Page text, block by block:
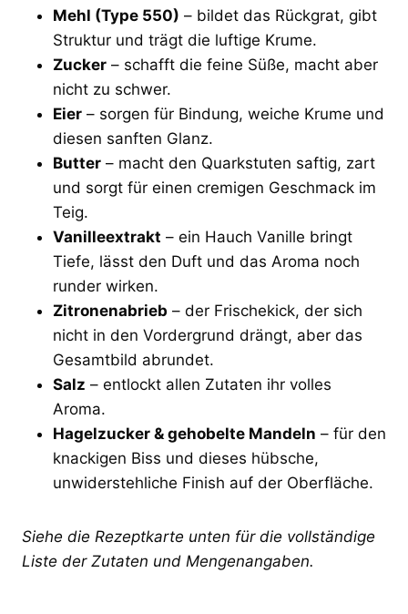
Mehl (Type 550) – bildet das Rückgrat, gibt
Struktur und trägt die luftige Krume.
Zucker – schafft die feine Süße, macht aber
nicht zu schwer.
Eier – sorgen für Bindung, weiche Krume und
diesen sanften Glanz.
Butter – macht den Quarkstuten saftig, zart
und sorgt für einen cremigen Geschmack im
Teig.
Vanilleextrakt – ein Hauch Vanille bringt
Tiefe, lässt den Duft und das Aroma noch
runder wirken.
Zitronenabrieb – der Frischekick, der sich
nicht in den Vordergrund drängt, aber das
Gesamtbild abrundet.
Salz – entlockt allen Zutaten ihr volles
Aroma.
Hagelzucker & gehobelte Mandeln – für den
knackigen Biss und dieses hübsche,
unwiderstehliche Finish auf der Oberfläche.
Siehe die Rezeptkarte unten für die vollständige
Liste der Zutaten und Mengenangaben.